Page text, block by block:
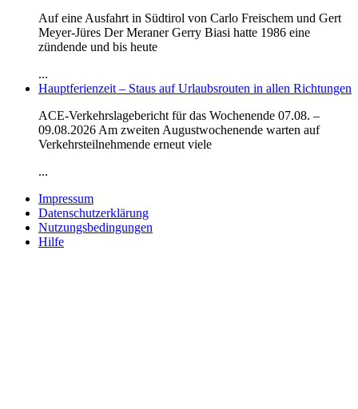
Auf eine Ausfahrt in Südtirol von Carlo Freischem und Gert
Meyer-Jüres Der Meraner Gerry Biasi hatte 1986 eine
zündende und bis heute
...
Hauptferienzeit – Staus auf Urlaubsrouten in allen Richtungen
ACE-Verkehrslagebericht für das Wochenende 07.08. –
09.08.2026 Am zweiten Augustwochenende warten auf
Verkehrsteilnehmende erneut viele
...
Impressum
Datenschutzerklärung
Nutzungsbedingungen
Hilfe